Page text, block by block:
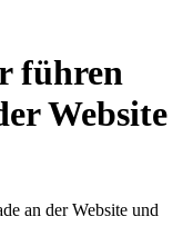
führen
Website
an der Website und